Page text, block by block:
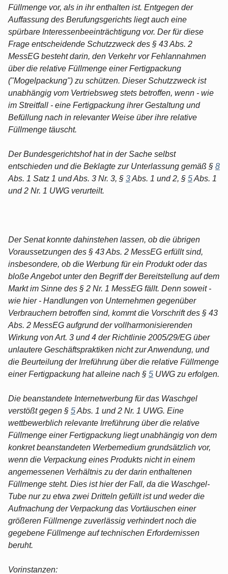
Füllmenge vor, als in ihr enthalten ist. Entgegen der
Auffassung des Berufungsgerichts liegt auch eine
spürbare Interessenbeeinträchtigung vor. Der für diese
Frage entscheidende Schutzzweck des § 43 Abs. 2
MessEG besteht darin, den Verkehr vor Fehlannahmen
über die relative Füllmenge einer Fertigpackung
("Mogelpackung") zu schützen. Dieser Schutzzweck ist
unabhängig vom Vertriebsweg stets betroffen, wenn - wie
im Streitfall - eine Fertigpackung ihrer Gestaltung und
Befüllung nach in relevanter Weise über ihre relative
Füllmenge täuscht.
Der Bundesgerichtshof hat in der Sache selbst
entschieden und die Beklagte zur Unterlassung gemäß § 8
Abs. 1 Satz 1 und Abs. 3 Nr. 3, § 3Abs. 1 und 2, § 5Abs. 1
und 2 Nr. 1 UWG verurteilt.
Der Senat konnte dahinstehen lassen, ob die übrigen
Voraussetzungen des § 43 Abs. 2 MessEG erfüllt sind,
insbesondere, ob die Werbung für ein Produkt oder das
bloße Angebot unter den Begriff der Bereitstellung auf dem
Markt im Sinne des § 2 Nr. 1 MessEG fällt. Denn soweit -
wie hier - Handlungen von Unternehmen gegenüber
Verbrauchern betroffen sind, kommt die Vorschrift des § 43
Abs. 2 MessEG aufgrund der vollharmonisierenden
Wirkung von Art. 3 und 4 der Richtlinie 2005/29/EG über
unlautere Geschäftspraktiken nicht zur Anwendung, und
die Beurteilung der Irreführung über die relative Füllmenge
einer Fertigpackung hat alleine nach § 5 UWG zu erfolgen.
Die beanstandete Internetwerbung für das Waschgel
verstößt gegen § 5Abs. 1 und 2 Nr. 1 UWG. Eine
wettbewerblich relevante Irreführung über die relative
Füllmenge einer Fertigpackung liegt unabhängig von dem
konkret beanstandeten Werbemedium grundsätzlich vor,
wenn die Verpackung eines Produkts nicht in einem
angemessenen Verhältnis zu der darin enthaltenen
Füllmenge steht. Dies ist hier der Fall, da die Waschgel-
Tube nur zu etwa zwei Dritteln gefüllt ist und weder die
Aufmachung der Verpackung das Vortäuschen einer
größeren Füllmenge zuverlässig verhindert noch die
gegebene Füllmenge auf technischen Erfordernissen
beruht.
Vorinstanzen: